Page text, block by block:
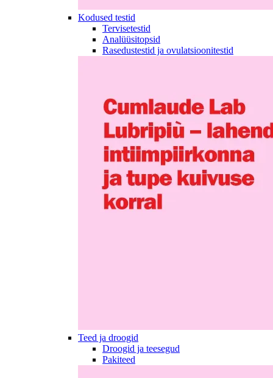
Kodused testid
Tervisetestid
Analüüsitopsid
Rasedustestid ja ovulatsioonitestid
Teed ja droogid
Droogid ja teesegud
Pakiteed